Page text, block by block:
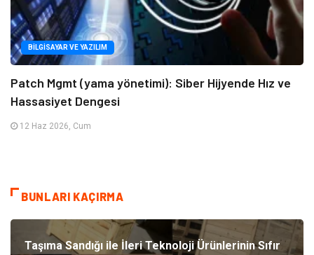
BILGISAYAR VE YAZILIM
Patch Mgmt (yama yönetimi): Siber Hijyende Hız ve
Hassasiyet Dengesi
12 Haz 2026, Cum
BUNLARI KAÇIRMA
Taşıma Sandığı ile İleri Teknoloji Ürünlerinin Sıfır